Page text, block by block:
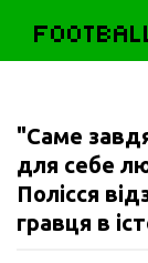
"Саме
для себе
Полісся
гравця в